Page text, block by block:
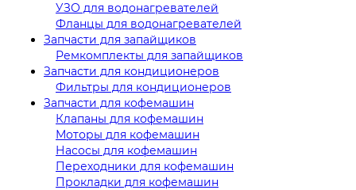
УЗО для водонагревателей
Фланцы для водонагревателей
Запчасти для запайщиков
Ремкомплекты для запайщиков
Запчасти для кондиционеров
Фильтры для кондиционеров
Запчасти для кофемашин
Клапаны для кофемашин
Моторы для кофемашин
Насосы для кофемашин
Переходники для кофемашин
Прокладки для кофемашин